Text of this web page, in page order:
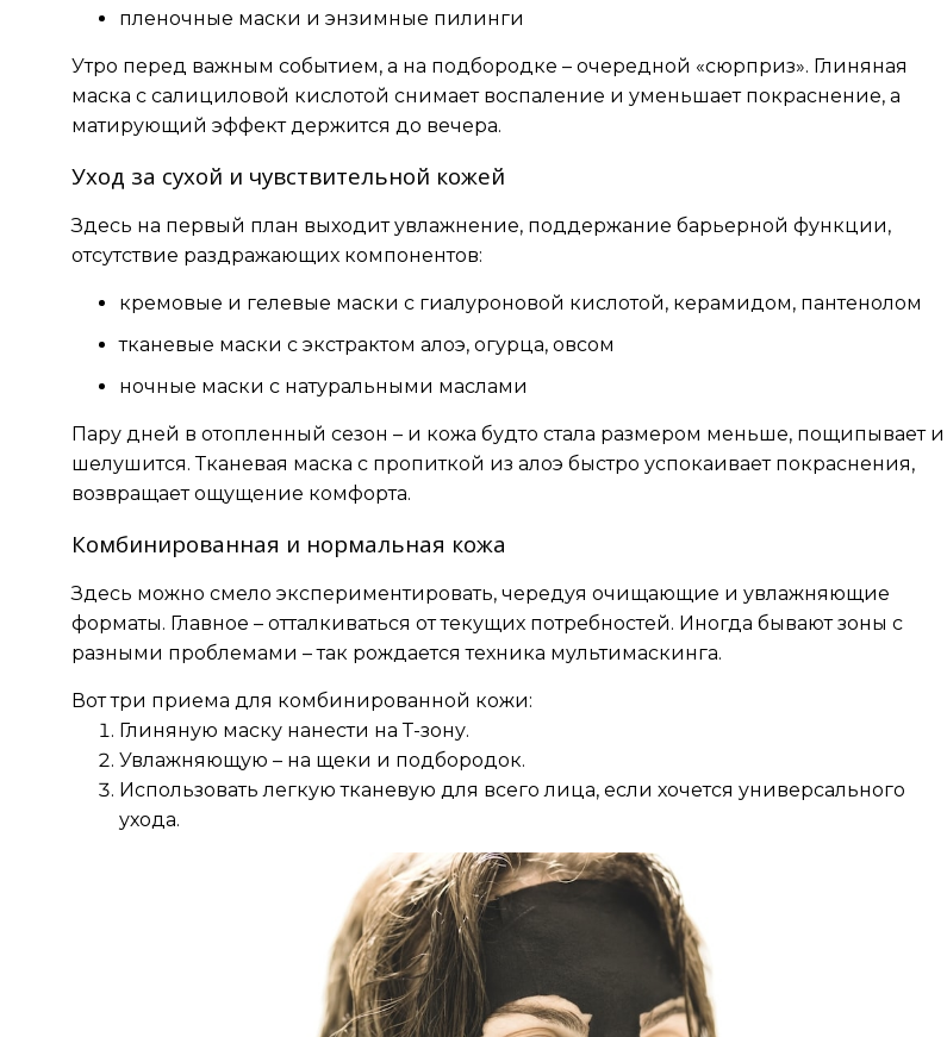
пленочные маски и энзимные пилинги
Утро перед важным событием, а на подбородке – очередной «сюрприз». Глиняная
маска с салициловой кислотой снимает воспаление и уменьшает покраснение, а
матирующий эффект держится до вечера.
Уход за сухой и чувствительной кожей
Здесь на первый план выходит увлажнение, поддержание барьерной функции,
отсутствие раздражающих компонентов:
кремовые и гелевые маски с гиалуроновой кислотой, керамидом, пантенолом
тканевые маски с экстрактом алоэ, огурца, овсом
ночные маски с натуральными маслами
Пару дней в отопленный сезон – и кожа будто стала размером меньше, пощипывает и
шелушится. Тканевая маска с пропиткой из алоэ быстро успокаивает покраснения,
возвращает ощущение комфорта.
Комбинированная и нормальная кожа
Здесь можно смело экспериментировать, чередуя очищающие и увлажняющие
форматы. Главное – отталкиваться от текущих потребностей. Иногда бывают зоны с
разными проблемами – так рождается техника мультимаскинга.
Вот три приема для комбинированной кожи:
Глиняную маску нанести на Т-зону.
Увлажняющую – на щеки и подбородок.
Использовать легкую тканевую для всего лица, если хочется универсального
ухода.